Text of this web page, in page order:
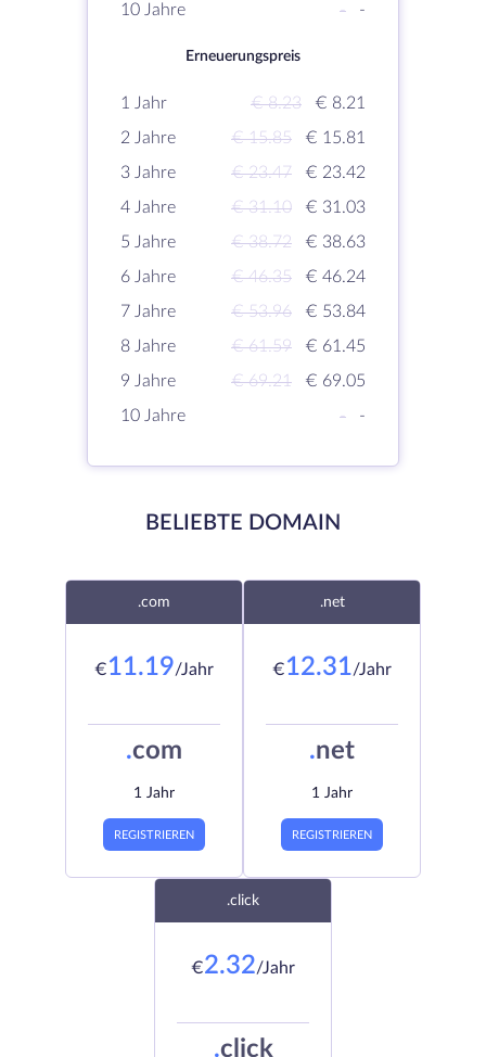
10 Jahre
- -
Erneuerungspreis
1 Jahr € 8.23
€ 8.21
2 Jahre
€ 15.85
€ 15.81
3 Jahre
€ 23.47
€ 23.42
4 Jahre
€ 31.10
€ 31.03
5 Jahre
€ 38.72
€ 38.63
6 Jahre
€ 46.35
€ 46.24
7 Jahre
€ 53.96
€ 53.84
8 Jahre
€ 61.59
€ 61.45
9 Jahre
€ 69.21
€ 69.05
10 Jahre
- -
BELIEBTE DOMAIN
.com
€11.19/Jahr
.com
1 Jahr
REGISTRIEREN
.net
€12.31/Jahr
.net
1 Jahr
REGISTRIEREN
.click
€2.32/Jahr
.click